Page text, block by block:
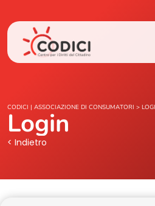
Chi Siamo
Cosa Facciamo
CODICI | ASSOCIAZIONE DI CONSUMATORI >
Login
< Indietro